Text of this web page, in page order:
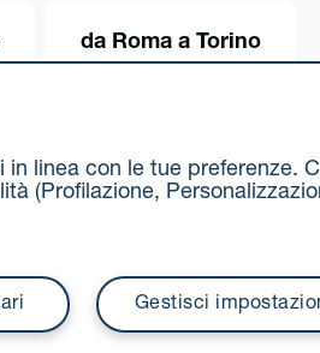
da Roma a Torino
S.p.A.
linea con le tue preferenze.
(Profilazione,
Gestisci